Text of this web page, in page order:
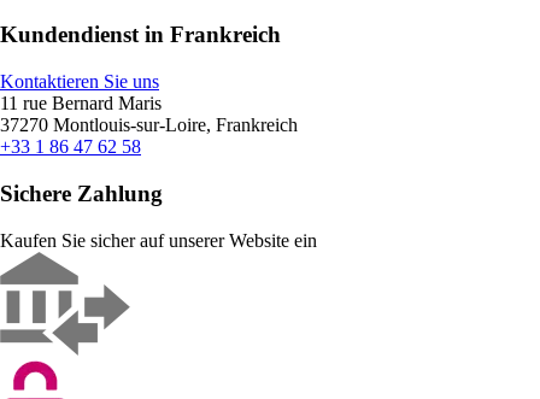
Kundendienst in Frankreich
Kontaktieren Sie uns
11 rue Bernard Maris
37270 Montlouis-sur-Loire, Frankreich
+33 1 86 47 62 58
Sichere Zahlung
Kaufen Sie sicher auf unserer Website ein